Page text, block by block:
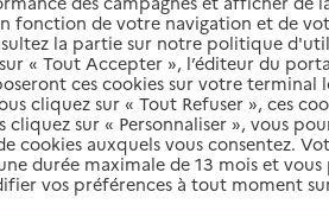
Ajouter cette recherche aux favoris
fonction de votre navigation et de
la partie sur notre politique
« Tout Accepter », l’éditeur du
ces cookies sur votre terminal
cliquez sur « Tout Refuser », ces
cliquez sur « Personnaliser », vous
cookies auxquels vous consentez.
durée maximale de 13 mois et
vos préférences à tout moment